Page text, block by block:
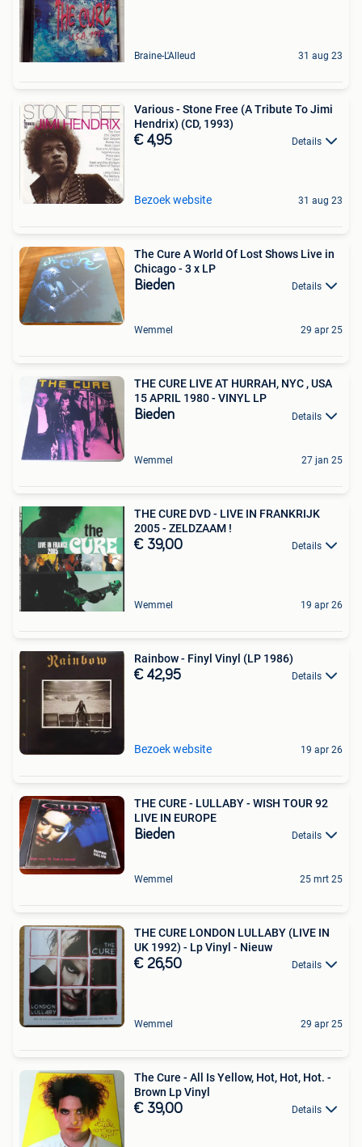
Braine-L'Alleud 31 aug 23
Various - Stone Free (A Tribute To Jimi
Hendrix) (CD, 1993)
€ 4,95 Details
Bezoek website 31 aug 23
The Cure A World Of Lost Shows Live in
Chicago - 3 x LP
Bieden Details
Wemmel 29 apr 25
THE CURE LIVE AT HURRAH, NYC , USA
15 APRIL 1980 - VINYL LP
Bieden Details
Wemmel 27 jan 25
THE CURE DVD - LIVE IN FRANKRIJK
2005 - ZELDZAAM !
€ 39,00 Details
Wemmel 19 apr 26
Rainbow - Finyl Vinyl (LP 1986)
€ 42,95 Details
Bezoek website 19 apr 26
THE CURE - LULLABY - WISH TOUR 92
LIVE IN EUROPE
Bieden Details
Wemmel 25 mrt 25
THE CURE LONDON LULLABY (LIVE IN
UK 1992) - Lp Vinyl - Nieuw
€ 26,50 Details
Wemmel 29 apr 25
The Cure - All Is Yellow, Hot, Hot, Hot. -
Brown Lp Vinyl
€ 39,00 Details